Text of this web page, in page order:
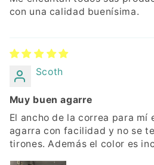
con una calidad buenísima.
Scoth
Muy buen agarre
El ancho de la correa para mí
agarra con facilidad y no se
tirones. Además el color es